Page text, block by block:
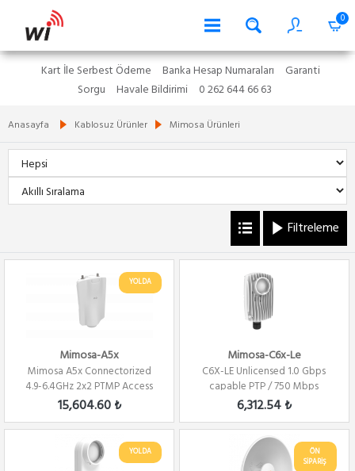
0
Kart İle Serbest Ödeme Banka Hesap Numaraları
Garanti
Sorgu
Havale Bildirimi 0 262 644 66 63
Anasayfa Kablosuz Ürünler Mimosa Ürünleri
Filtreleme
YOLDA
Mimosa-A5x
Mimosa A5x Connectorized
4.9-6.4GHz 2x2 PTMP Access
Point
15,604.60 ₺
Mimosa-C6x-Le
C6X-LE Unlicensed 1.0 Gbps
capable PTP / 750 Mbps
capable
6,312.54 ₺
YOLDA
ÖN
SİPARİŞ